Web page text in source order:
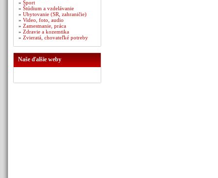
» Šport
» Štúdium a vzdelávanie
» Ubytovanie (SR, zahraničie)
» Video, foto, audio
» Zamestnanie, práca
» Zdravie a kozemtika
» Zvieratá, chovateľké potreby
Naše ďalšie weby